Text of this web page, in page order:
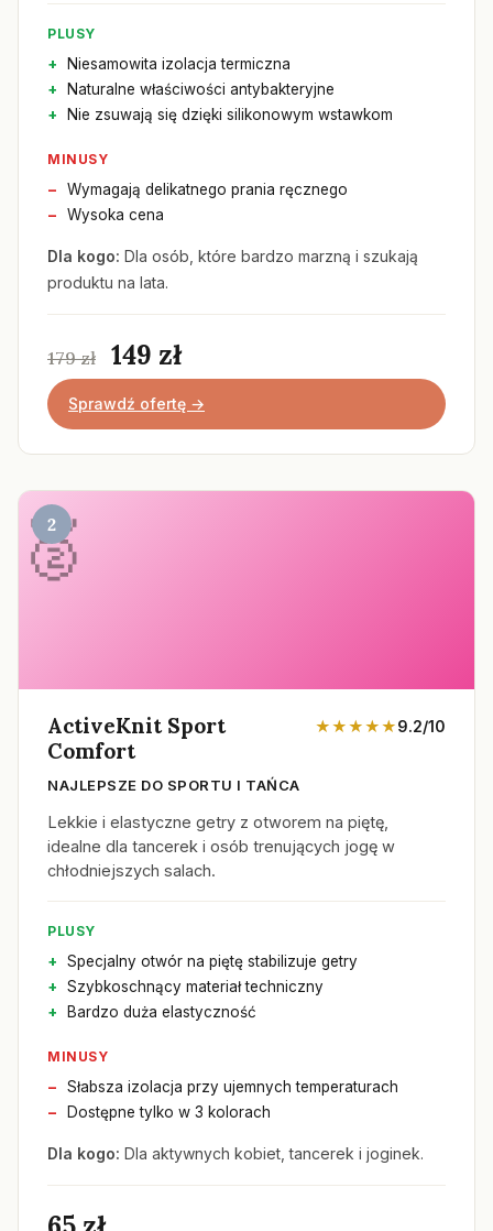
PLUSY
Niesamowita izolacja termiczna
Naturalne właściwości antybakteryjne
Nie zsuwają się dzięki silikonowym wstawkom
MINUSY
Wymagają delikatnego prania ręcznego
Wysoka cena
Dla kogo: Dla osób, które bardzo marzną i szukają
produktu na lata.
179 zł 149 zł
Sprawdź ofertę →
2
ActiveKnit Sport
Comfort
★★★★★9.2/10
NAJLEPSZE DO SPORTU I TAŃCA
Lekkie i elastyczne getry z otworem na piętę,
idealne dla tancerek i osób trenujących jogę w
chłodniejszych salach.
PLUSY
Specjalny otwór na piętę stabilizuje getry
Szybkoschnący materiał techniczny
Bardzo duża elastyczność
MINUSY
Słabsza izolacja przy ujemnych temperaturach
Dostępne tylko w 3 kolorach
Dla kogo: Dla aktywnych kobiet, tancerek i joginek.